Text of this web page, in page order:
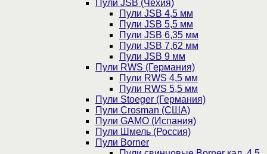
Пули JSB (Чехия)
Пули JSB 4,5 мм
Пули JSB 5,5 мм
Пули JSB 6,35 мм
Пули JSB 7,62 мм
Пули JSB 9 мм
Пули RWS (Германия)
Пули RWS 4,5 мм
Пули RWS 5,5 мм
Пули Stoeger (Германия)
Пули Crosman (США)
Пули GAMO (Испания)
Пули Шмель (Россия)
Пули Borner